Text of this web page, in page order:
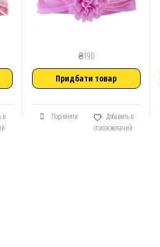
в
₴190
Придбати товар
Порівняти
Добавить в
список желаний